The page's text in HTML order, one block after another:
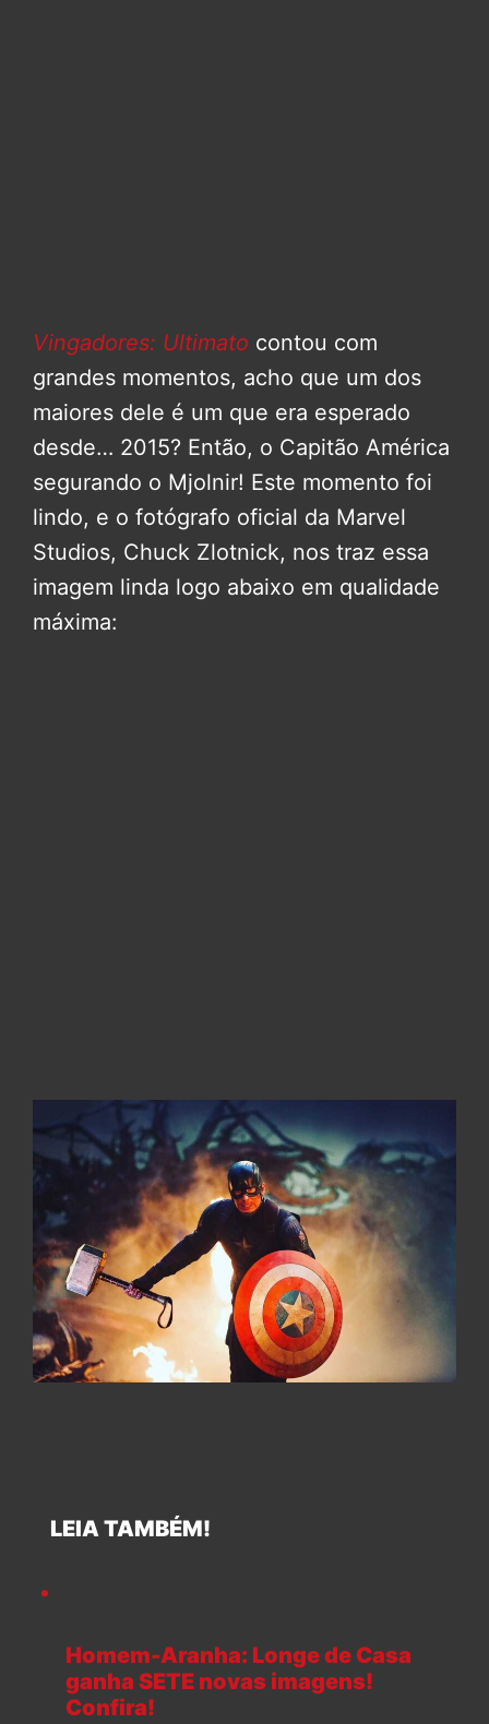
Vingadores: Ultimato contou com
grandes momentos, acho que um dos
maiores dele é um que era esperado
desde… 2015? Então, o Capitão América
segurando o Mjolnir! Este momento foi
lindo, e o fotógrafo oficial da Marvel
Studios, Chuck Zlotnick, nos traz essa
imagem linda logo abaixo em qualidade
máxima:
LEIA TAMBÉM!
Homem-Aranha: Longe de Casa
ganha SETE novas imagens!
Confira!